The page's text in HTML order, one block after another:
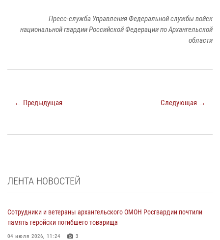
Пресс-служба Управления Федеральной службы войск
национальной гвардии Российской Федерации по Архангельской
области
← Предыдущая Следующая →
ЛЕНТА НОВОСТЕЙ
Сотрудники и ветераны архангельского ОМОН Росгвардии почтили
память геройски погибшего товарища
04 июля 2026, 11:24 3